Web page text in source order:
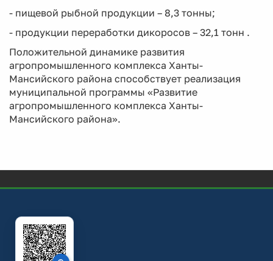
- пищевой рыбной продукции – 8,3 тонны;
- продукции переработки дикоросов – 32,1 тонн .
Положительной динамике развития
агропромышленного комплекса Ханты-
Мансийского района способствует реализация
муниципальной программы «Развитие
агропромышленного комплекса Ханты-
Мансийского района».